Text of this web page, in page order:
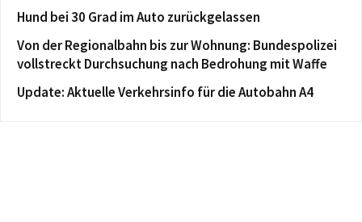
Hund bei 30 Grad im Auto zurückgelassen
Von der Regionalbahn bis zur Wohnung: Bundespolizei
vollstreckt Durchsuchung nach Bedrohung mit Waffe
Update: Aktuelle Verkehrsinfo für die Autobahn A4